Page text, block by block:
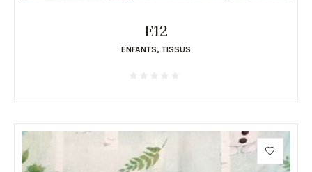
E12
ENFANTS, TISSUS